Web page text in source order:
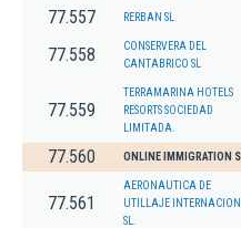
77.557 RERBAN SL
77.558
CONSERVERA DEL
CANTABRICO SL
77.559
TERRAMARINA HOTELS
RESORTS SOCIEDAD
LIMITADA.
77.560 ONLINE IMMIGRATION
77.561
AERONAUTICA DE
UTILLAJE
SL.